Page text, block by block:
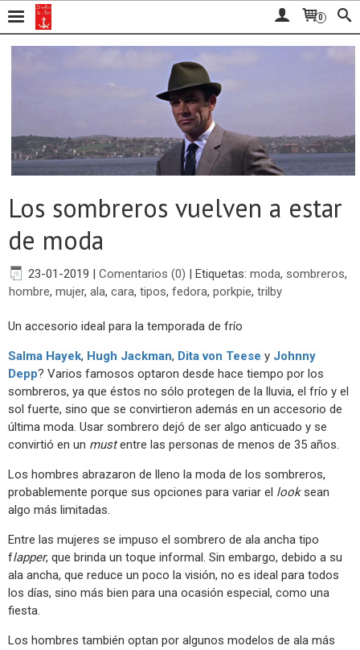
0
Los sombreros vuelven a estar
de moda
23-01-2019 | Comentarios (0) | Etiquetas: moda, sombreros,
hombre, mujer, ala, cara, tipos, fedora, porkpie, trilby
Un accesorio ideal para la temporada de frío
Salma Hayek, Hugh Jackman, Dita von Teese y Johnny
Depp? Varios famosos optaron desde hace tiempo por los
sombreros, ya que éstos no sólo protegen de la lluvia, el frío y el
sol fuerte, sino que se convirtieron además en un accesorio de
última moda. Usar sombrero dejó de ser algo anticuado y se
convirtió en un mustentre las personas de menos de 35 años.
Los hombres abrazaron de lleno la moda de los sombreros,
probablemente porque sus opciones para variar el looksean
algo más limitadas.
Entre las mujeres se impuso el sombrero de ala ancha tipo
flapper, que brinda un toque informal. Sin embargo, debido a su
ala ancha, que reduce un poco la visión, no es ideal para todos
los días, sino más bien para una ocasión especial, como una
fiesta.
Los hombres también optan por algunos modelos de ala más